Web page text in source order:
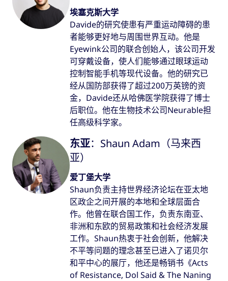
埃塞克斯大学
Davide的研究使患有严重运动障碍的患
者能够更好地与周围世界互动。他是
Eyewink公司的联合创始人，该公司开发
可穿戴设备，使人们能够通过眼球运动
控制智能手机等现代设备。他的研究已
经从国防部获得了超过200万英镑的资
金，Davide还从哈佛医学院获得了博士
后职位。他在生物技术公司Neurable担
任高级科学家。
爱丁堡大学
Shaun负责主持世界经济论坛在亚太地
区政企之间开展的本地和全球层面合
作。他曾在联合国工作，负责东南亚、
非洲和东欧的贸易政策和社会经济发展
工作。Shaun热衷于社会创新，他解决
不平等问题的理念甚至已进入了诺贝尔
和平中心的展厅，他还是畅销书《Acts
of Resistance, Dol Said & The Naning
东亚：Shaun Adam（马来西
亚）